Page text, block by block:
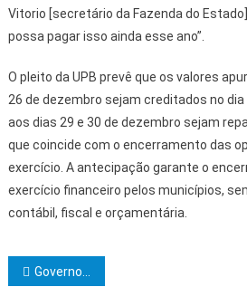
Vitorio [secretário da Fazenda do
possa pagar isso ainda esse ano”.
O pleito da UPB prevê que os valores
26 de dezembro sejam creditados no
aos dias 29 e 30 de dezembro sejam
que coincide com o encerramento das
exercício. A antecipação garante o
exercício financeiro pelos municípios,
contábil, fiscal e orçamentária.
Navegação de Post
Governo do Estado autoriza R$ 96 milhões para ampliar investimentos na agricultura familiar